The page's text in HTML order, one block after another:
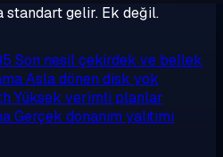
standart gelir. Ek değil.
Son nesil çekirdek ve bellek
Asla dönen disk yok
Yüksek verimli planlar
Gerçek donanım yalıtımı